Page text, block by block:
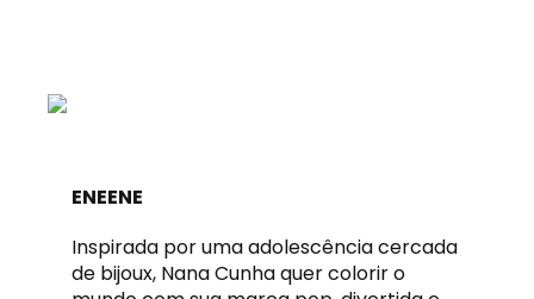
ENEENE
Inspirada por uma adolescência cercada
de bijoux, Nana Cunha quer colorir o